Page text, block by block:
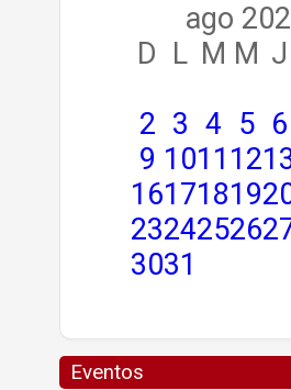
ago
D
L M M J
2 3 4 5 6
9 1011 12
16171819
23242526
3031
Eventos